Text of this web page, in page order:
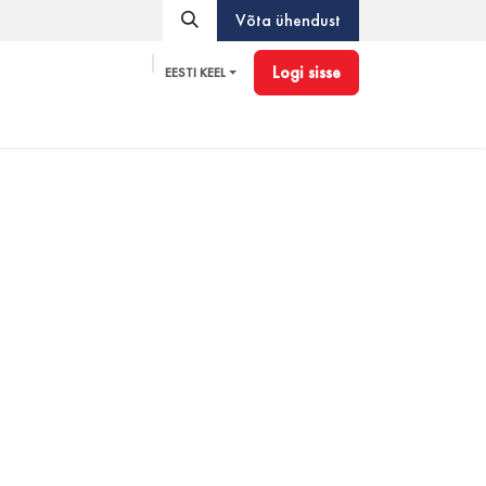
Võta ühendust
EESTI KEEL
Logi sisse